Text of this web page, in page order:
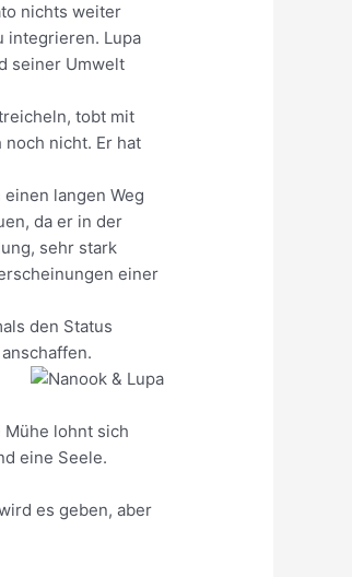
nichts weiter
integrieren. Lupa
seiner Umwelt
tobt mit
nicht. Er hat
langen Weg
da er in der
sehr stark
einer
den Status
lohnt sich
eine Seele.
es geben, aber